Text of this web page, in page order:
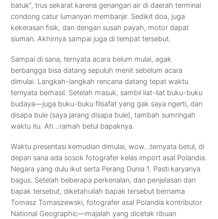
batuk”, trus sekarat karena genangan air di daerah terminal
condong catur lumanyan membanjir. Sedikit doa, juga
kekerasan fisik, dan dengan susah payah, motor dapat
siuman. Akhirnya sampai juga di tempat tersebut.
Sampai di sana, ternyata acara belum mulai, agak
berbangga bisa datang sepuluh menit sebelum acara
dimulai. Langkah-langkah rencana datang tepat waktu
ternyata berhasil. Setelah masuk, sambil liat-liat buku-buku
budaya—juga buku-buku filsafat yang gak saya ngerti, dan
disapa bule (saya jarang disapa bule), tambah sumringah
waktu itu. Ah…ramah betul bapaknya.
Waktu presentasi kemudian dimulai, wow…ternyata betul, di
depan sana ada sosok fotografer kelas import asal Polandia.
Negara yang dulu ikut serta Perang Dunia 1. Pasti karyanya
bagus. Setelah beberapa perkenalan, dan penjelasan dari
bapak tersebut, diketahuilah bapak tersebut bernama
Tomasz Tomaszewski, fotografer asal Polandia kontributor
National Geographic—majalah yang dicetak ribuan